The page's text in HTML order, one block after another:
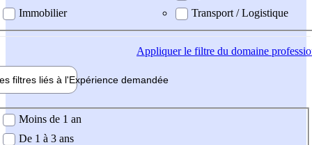
Immobilier
Transport / Logistique
Appliquerle filtre du domaine
filtres liés à l'Expérience demandée
demandée
Moins de 1 an
De 1 à 3 ans